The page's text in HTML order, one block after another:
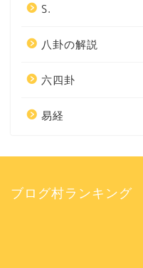
S.
八卦の解説
六四卦
易経
ブログ村ランキング